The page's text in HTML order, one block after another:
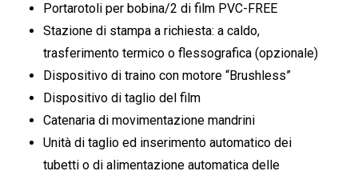
Portarotoli per bobina/2 di film PVC-FREE
Stazione di stampa a richiesta: a caldo,
trasferimento termico o flessografica (opzionale)
Dispositivo di traino con motore “Brushless”
Dispositivo di taglio del film
Catenaria di movimentazione mandrini
Unità di taglio ed inserimento automatico dei
tubetti o di alimentazione automatica delle